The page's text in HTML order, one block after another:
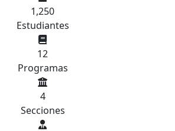
1,250
Estudiantes
12
Programas
4
Secciones